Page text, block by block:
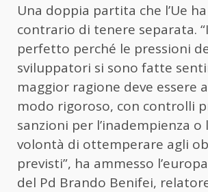
Una doppia partita che l’Ue
contrario di tenere separata.
perfetto perché le pressioni
sviluppatori si sono fatte
maggior ragione deve essere
modo rigoroso, con controlli
sanzioni per l’inadempienza o
volontà di ottemperare agli
previsti”, ha ammesso
del Pd Brando Benifei, relatore